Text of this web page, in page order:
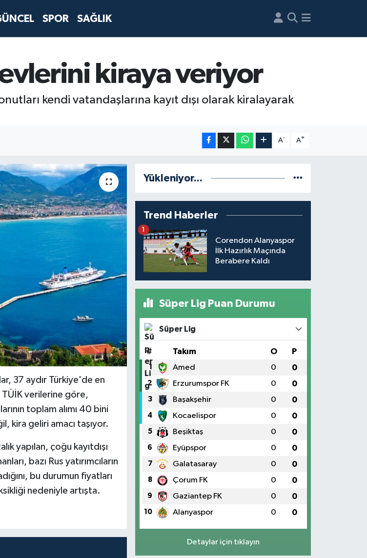
SPOR SAĞLIK
kiraya veriyor
kendi vatandaşlarına kayıt dışı olarak kiralayarak
A- A+
37 aydır Türkiye'de en
TÜİK verilerine göre,
toplam alımı 40 bini
kira geliri amacı taşıyor.
yapılan, çoğu kayıtdışı
bazı Rus yatırımcıların
bu durumun fiyatları
nedeniyle artışta.
Yükleniyor...
Trend Haberler
Corendon Alanyaspor
İlk Hazırlık Maçında
Berabere Kaldı
1
Süper Lig Puan Durumu
Süper Lig
# Takım O P
1 Amed 0 0
2 Erzurumspor FK 0 0
3 Başakşehir 0 0
4 Kocaelispor 0 0
5 Beşiktaş 0 0
6 Eyüpspor 0 0
7 Galatasaray 0 0
8 Çorum FK 0 0
9 Gaziantep FK 0 0
10 Alanyaspor 0 0
Detaylar için tıklayın